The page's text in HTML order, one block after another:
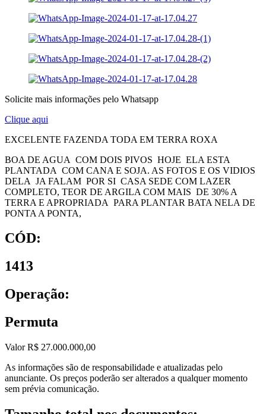
Solicite mais informações pelo Whatsapp
Clique aqui
EXCELENTE FAZENDA TODA EM TERRA ROXA
BOA DE AGUA COM DOIS PIVOS HOJE ELA ESTA
PLANTADA COM CANA E SOJA. AS FOTOS E OS VIDIOS
DELA JA FALAM POR SI CASA SEDE COM LAZER
COMPLETO, TEOR DE ARGILA COM MAIS DE 30% A
TERRA E APROPRIADA PARA PLANTAR BATA NELA DE
PONTA A PONTA,
CÓD:
1413
Operação:
Permuta
Valor R$ 27.000.000,00
As informações são de responsabilidade e atualizadas pelo
anunciante. Os preços poderão ser alterados a qualquer momento
sem prévia comunicação.